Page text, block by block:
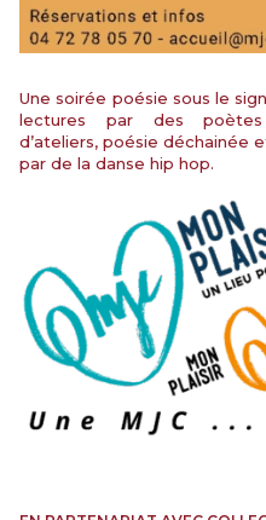
Une soirée poésie sous le
lectures par des poètes
d’ateliers, poésie déchainée
par de la danse hip hop.